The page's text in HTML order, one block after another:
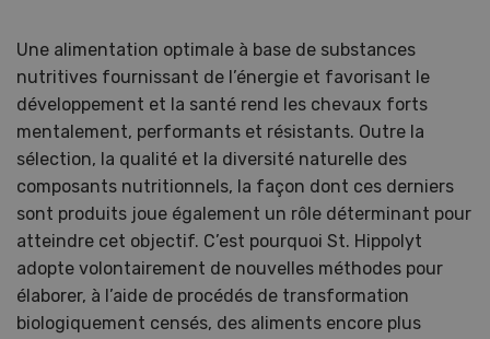
Une alimentation optimale à base de substances
nutritives fournissant de l’énergie et favorisant le
développement et la santé rend les chevaux forts
mentalement, performants et résistants. Outre la
sélection, la qualité et la diversité naturelle des
composants nutritionnels, la façon dont ces derniers
sont produits joue également un rôle déterminant pour
atteindre cet objectif. C’est pourquoi St. Hippolyt
adopte volontairement de nouvelles méthodes pour
élaborer, à l’aide de procédés de transformation
biologiquement censés, des aliments encore plus